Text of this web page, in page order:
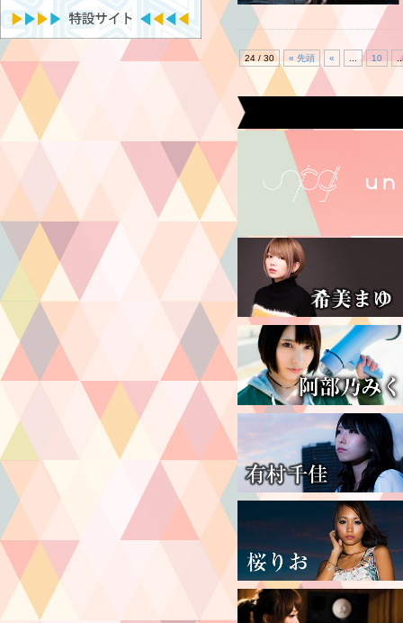
24 / 30 « 先頭 « 10